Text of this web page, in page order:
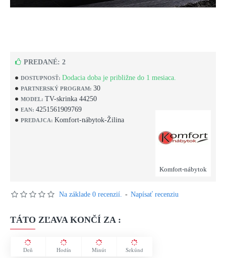
DOSTUPNOSŤ: Dodacia doba je približne do 1 mesiaca.
PARTNERSKÝ PROGRAM: 30
MODEL: TV-skrinka 44250
EAN: 4251561909769
PREDAJCA: Komfort-nábytok-Žilina
Komfort-nábytok
PREDANÉ: 2
Na základe 0 recenzií. - Napísať recenziu
TÁTO ZĽAVA KONČÍ ZA :
Deň Hodín Minút Sekúnd